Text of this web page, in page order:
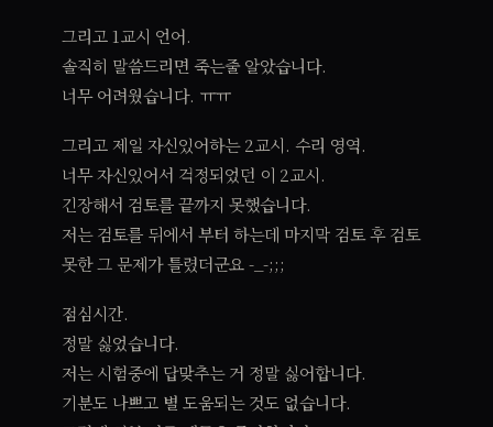
그리고 1교시 언어.
솔직히 말씀드리면 죽는줄 알았습니다.
너무 어려웠습니다. ㅠㅠ
그리고 제일 자신있어하는 2교시. 수리 영역.
너무 자신있어서 걱정되었던 이 2교시.
긴장해서 검토를 끝까지 못했습니다.
저는 검토를 뒤에서 부터 하는데 마지막 검토 후 검토
못한 그 문제가 틀렸더군요 -_-;;;
점심시간.
정말 싫었습니다.
저는 시험중에 답맞추는 거 정말 싫어합니다.
기분도 나쁘고 별 도움되는 것도 없습니다.